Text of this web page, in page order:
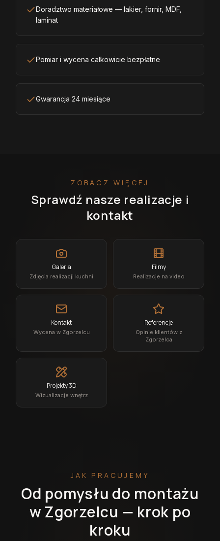
Doradztwo materiałowe — lakier, fornir, MDF,
laminat
Pomiar i wycena całkowicie bezpłatne
Gwarancja 24 miesiące
ZOBACZ WIĘCEJ
Sprawdź nasze realizacje i
kontakt
Galeria
Zdjęcia realizacji kuchni
Filmy
Realizacje na video
Kontakt
Wycena w Zgorzelcu
Referencje
Opinie klientów z
Zgorzelca
Projekty 3D
Wizualizacje wnętrz
JAK PRACUJEMY
Od pomysłu do montażu
w Zgorzelcu — krok po
kroku